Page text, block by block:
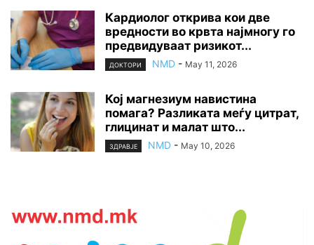
Кардиолог открива кои две
вредности во крвта најмногу го
предвидуваат ризикот...
ДОКТОРИ NMD - May 11, 2026
Кој магнезиум навистина
помага? Разликата меѓу цитрат,
глицинат и малат што...
ЗДРАВЈЕ NMD - May 10, 2026